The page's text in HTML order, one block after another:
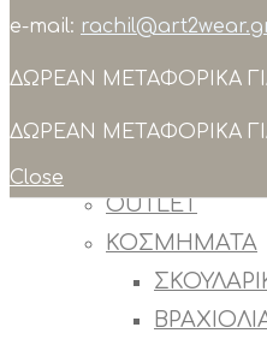
ΣΥΛΛΟΓΕΣ
ΠΡΟΙΟΝΤΑ
OUTLET
ΚΟΣΜΗΜΑΤΑ
e-mail:
ΔΩΡΕΑΝ ΜΕΤΑΦΟΡΙΚΑ
ΔΩΡΕΑΝ ΜΕΤΑΦΟΡΙΚΑ
Close